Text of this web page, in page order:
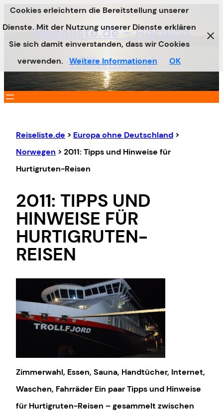
Zum
Inhalt
springen
Reiseliste.de – Herzlich
Willkommen!
Reiseliste.de > Europa ohne Deutschland >
Norwegen > 2011: Tipps und Hinweise für
Hurtigruten-Reisen
2011: TIPPS UND
HINWEISE FÜR
HURTIGRUTEN-
REISEN
Zimmerwahl, Essen, Sauna, Handtücher, Internet,
Waschen, Fahrräder Ein paar Tipps und Hinweise
für Hurtigruten-Reisen – gesammelt zwischen
Cookies erleichtern die Bereitstellung unserer
Dienste. Mit der Nutzung unserer Dienste erklären
Sie sich damit einverstanden, dass wir Cookies
verwenden.
Weitere Informationen OK